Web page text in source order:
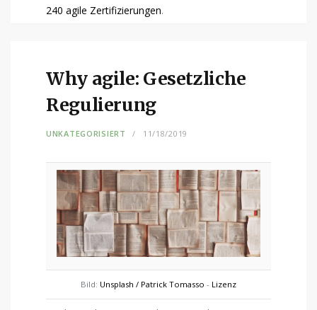
240 agile Zertifizierungen.
Why agile: Gesetzliche
Regulierung
UNKATEGORISIERT 11/18/2019
Bild: Unsplash / Patrick Tomasso - Lizenz